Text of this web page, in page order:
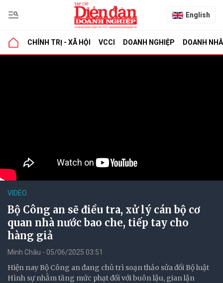
English
CHÍNH TRỊ - XÃ HỘI VCCI DOANH NGHIỆP DOANH
VIDEO
Bộ Công an sẽ điều tra, xử lý cán bộ cơ
quan nhà nước bao che, tiếp tay cho
hàng giả
Minh Châu - 05/06/2025 03:51
Hiện nay Bộ Công an đang chủ trì soạn thảo sửa đổi Bộ luật
Hình sự nhằm tăng mức phạt đối với buôn lậu, gian lận